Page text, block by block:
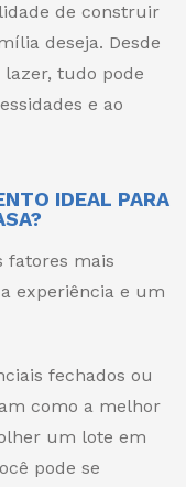
de construir
deseja. Desde
tudo pode
e ao
IDEAL PARA
fatores mais
experiência e um
fechados ou
como a melhor
um lote em
pode se